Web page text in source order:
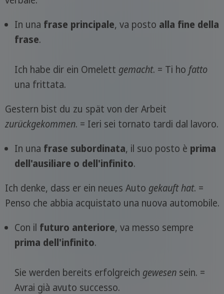
In una frase principale, va posto alla fine della
frase.
Ich habe dir ein Omelett gemacht. = Ti ho fatto
una frittata.
Gestern bist du zu spät von der Arbeit
zurückgekommen. = Ieri sei tornato tardi dal lavoro.
In una frase subordinata, il suo posto è prima
dell'ausiliare o dell'infinito.
Ich denke, dass er ein neues Auto gekauft hat. =
Penso che abbia acquistato una nuova automobile.
Con il futuro anteriore, va messo sempre
prima dell'infinito.
Sie werden bereits erfolgreich gewesensein. =
Avrai già avuto successo.